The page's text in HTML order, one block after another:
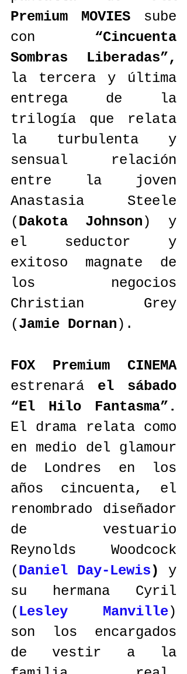
Premium MOVIES sube
con “Cincuenta
Sombras Liberadas”,
la tercera y última
entrega de la
trilogía que relata
la turbulenta y
sensual relación
entre la joven
Anastasia Steele
(Dakota Johnson ) y
el seductor y
exitoso magnate de
los negocios
Christian Grey
(Jamie Dornan ).
FOX Premium CINEMA
estrenará el sábado
“El Hilo Fantasma”.
El drama relata como
en medio del glamour
de Londres en los
años cincuenta, el
renombrado diseñador
de vestuario
Reynolds Woodcock
(Daniel Day-Lewis)
y
su hermana Cyril
( Lesley Manville)
son los encargados
de vestir a la